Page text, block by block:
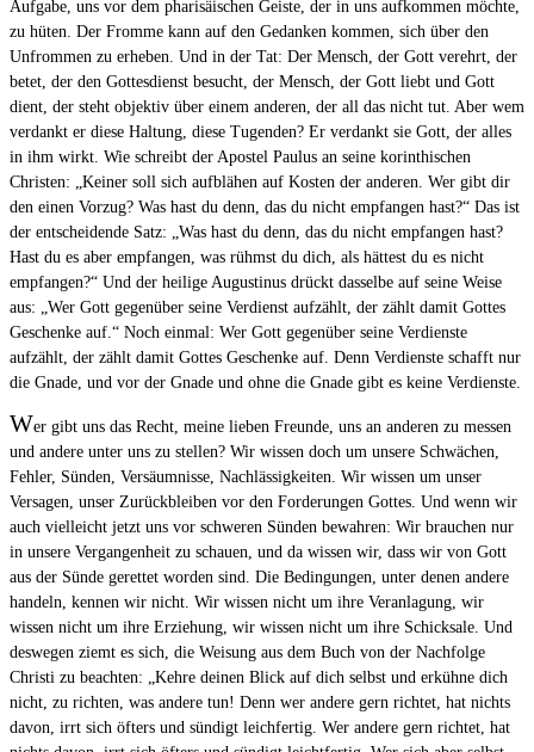
Aufgabe, uns vor dem pharisäischen Geiste, der in uns aufkommen möchte,
zu hüten. Der Fromme kann auf den Gedanken kommen, sich über den
Unfrommen zu erheben. Und in der Tat: Der Mensch, der Gott verehrt, der
betet, der den Gottesdienst besucht, der Mensch, der Gott liebt und Gott
dient, der steht objektiv über einem anderen, der all das nicht tut. Aber wem
verdankt er diese Haltung, diese Tugenden? Er verdankt sie Gott, der alles
in ihm wirkt. Wie schreibt der Apostel Paulus an seine korinthischen
Christen: „Keiner soll sich aufblähen auf Kosten der anderen. Wer gibt dir
den einen Vorzug? Was hast du denn, das du nicht empfangen hast?“ Das ist
der entscheidende Satz: „Was hast du denn, das du nicht empfangen hast?
Hast du es aber empfangen, was rühmst du dich, als hättest du es nicht
empfangen?“ Und der heilige Augustinus drückt dasselbe auf seine Weise
aus: „Wer Gott gegenüber seine Verdienst aufzählt, der zählt damit Gottes
Geschenke auf.“ Noch einmal: Wer Gott gegenüber seine Verdienste
aufzählt, der zählt damit Gottes Geschenke auf. Denn Verdienste schafft nur
die Gnade, und vor der Gnade und ohne die Gnade gibt es keine Verdienste.
Wer gibt uns das Recht, meine lieben Freunde, uns an anderen zu messen
und andere unter uns zu stellen? Wir wissen doch um unsere Schwächen,
Fehler, Sünden, Versäumnisse, Nachlässigkeiten. Wir wissen um unser
Versagen, unser Zurückbleiben vor den Forderungen Gottes. Und wenn wir
auch vielleicht jetzt uns vor schweren Sünden bewahren: Wir brauchen nur
in unsere Vergangenheit zu schauen, und da wissen wir, dass wir von Gott
aus der Sünde gerettet worden sind. Die Bedingungen, unter denen andere
handeln, kennen wir nicht. Wir wissen nicht um ihre Veranlagung, wir
wissen nicht um ihre Erziehung, wir wissen nicht um ihre Schicksale. Und
deswegen ziemt es sich, die Weisung aus dem Buch von der Nachfolge
Christi zu beachten: „Kehre deinen Blick auf dich selbst und erkühne dich
nicht, zu richten, was andere tun! Denn wer andere gern richtet, hat nichts
davon, irrt sich öfters und sündigt leichfertig. Wer andere gern richtet, hat